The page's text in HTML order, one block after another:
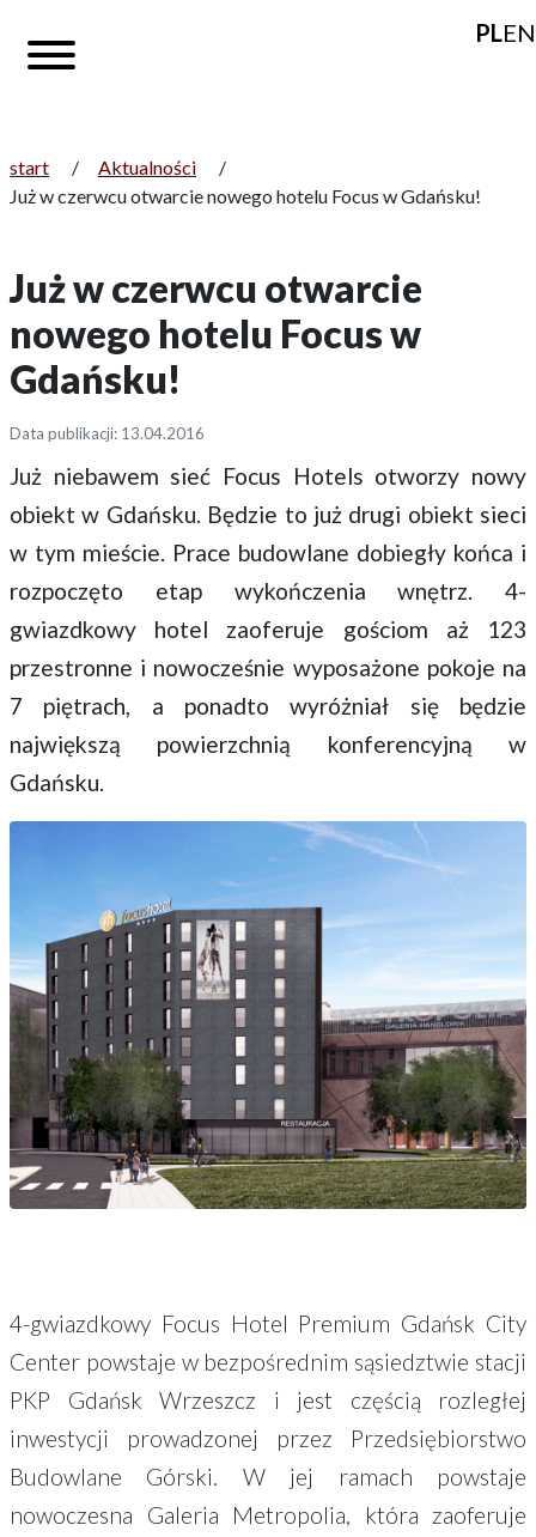
PLEN
start / Aktualności
/
Już w czerwcu otwarcie nowego hotelu Focus w Gdańsku!
Już w czerwcu otwarcie
nowego hotelu Focus w
Gdańsku!
Data publikacji: 13.04.2016
Już niebawem sieć Focus Hotels otworzy nowy
obiekt w Gdańsku. Będzie to już drugi obiekt sieci
w tym mieście. Prace budowlane dobiegły końca i
rozpoczęto etap wykończenia wnętrz. 4-
gwiazdkowy hotel zaoferuje gościom aż 123
przestronne i nowocześnie wyposażone pokoje na
7 piętrach, a ponadto wyróżniał się będzie
największą powierzchnią konferencyjną w
Gdańsku.
4-gwiazdkowy Focus Hotel Premium Gdańsk City
Center powstaje w bezpośrednim sąsiedztwie stacji
PKP Gdańsk Wrzeszcz i jest częścią rozległej
inwestycji prowadzonej przez Przedsiębiorstwo
Budowlane Górski. W jej ramach powstaje
nowoczesna Galeria Metropolia, która zaoferuje